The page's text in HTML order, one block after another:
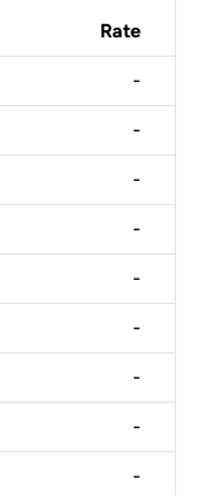
Rate
-
-
-
-
-
-
-
-
-